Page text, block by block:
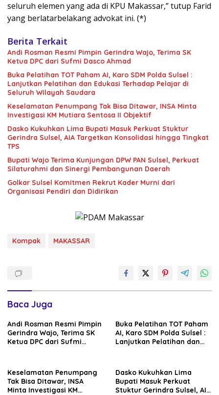
seluruh elemen yang ada di KPU Makassar,” tutup Farid
yang berlatarbelakang advokat ini. (*)
Berita Terkait
Andi Rosman Resmi Pimpin Gerindra Wajo, Terima SK
Ketua DPC dari Sufmi Dasco Ahmad
Buka Pelatihan TOT Paham AI, Karo SDM Polda Sulsel :
Lanjutkan Pelatihan dan Edukasi Terhadap Pelajar di
Seluruh Wilayah Saudara
Keselamatan Penumpang Tak Bisa Ditawar, INSA Minta
Investigasi KM Mutiara Sentosa II Objektif
Dasko Kukuhkan Lima Bupati Masuk Perkuat Stuktur
Gerindra Sulsel, AIA Targetkan Konsolidasi hingga Tingkat
TPS
Bupati Wajo Terima Kunjungan DPW PAN Sulsel, Perkuat
Silaturahmi dan Sinergi Pembangunan Daerah
Golkar Sulsel Komitmen Rekrut Kader Murni dari
Organisasi Pendiri dan Didirikan
Kompak MAKASSAR
Baca Juga
Andi Rosman Resmi Pimpin
Gerindra Wajo, Terima SK
Ketua DPC dari Sufmi
Buka Pelatihan TOT Paham
AI, Karo SDM Polda Sulsel :
Lanjutkan Pelatihan dan
Keselamatan Penumpang
Tak Bisa Ditawar, INSA
Minta Investigasi KM
Dasko Kukuhkan Lima
Bupati Masuk Perkuat
Stuktur Gerindra Sulsel, AIA